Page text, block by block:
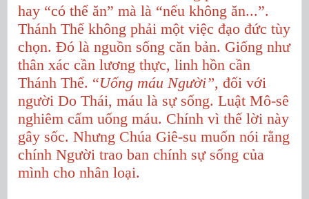
hay “có thể ăn” mà là “nếu không ăn...”.
Thánh Thể không phải một việc đạo đức tùy
chọn. Đó là nguồn sống căn bản. Giống như
thân xác cần lương thực, linh hồn cần
Thánh Thể. “Uống máu Người”, đối với
người Do Thái, máu là sự sống. Luật Mô-sê
nghiêm cấm uống máu. Chính vì thế lời này
gây sốc. Nhưng Chúa Giê-su muốn nói rằng
chính Người trao ban chính sự sống của
mình cho nhân loại.